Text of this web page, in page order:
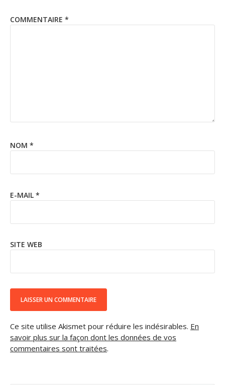
COMMENTAIRE *
NOM *
E-MAIL *
SITE WEB
Ce site utilise Akismet pour réduire les indésirables. En
savoir plus sur la façon dont les données de vos
commentaires sont traitées.